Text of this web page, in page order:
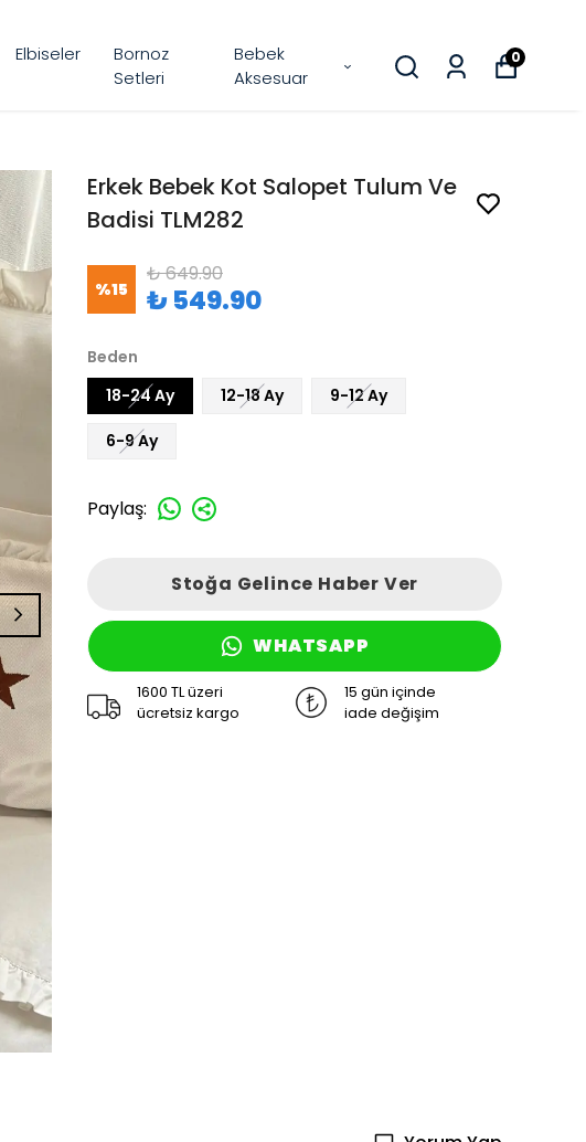
Elbiseler
Bornoz
Setleri
Bebek
Aksesuar
0
Erkek Bebek Kot Salopet Tulum Ve
Badisi TLM282
%15
₺ 649.90
₺ 549.90
Beden
18-24 Ay
12-18 Ay 9-12 Ay
6-9 Ay
Paylaş:
Stoğa Gelince Haber Ver
WHATSAPP
1600 TL üzeri
ücretsiz kargo
15 gün içinde
iade değişim